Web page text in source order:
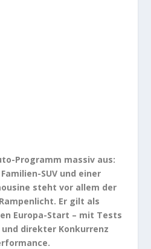
Programm massiv aus:
SUV und einer
steht vor allem der
Er gilt als
Europa-Start – mit Tests
direkter Konkurrenz